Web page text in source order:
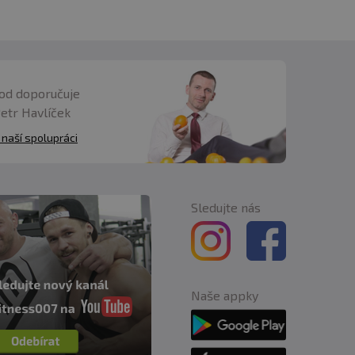
doporučuje
Havlíček
naší spolupráci
Sledujte nás
Naše appky